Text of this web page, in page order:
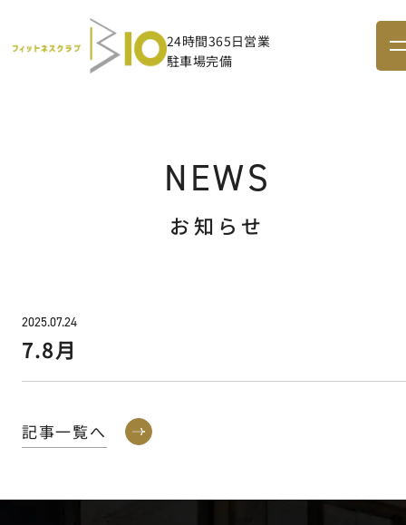
24時間365日営業
駐車場完備
NEWS
お知らせ
2025.07.24
7.8月
記事一覧へ